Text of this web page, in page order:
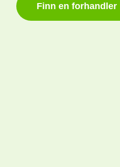
Finn en forhandler